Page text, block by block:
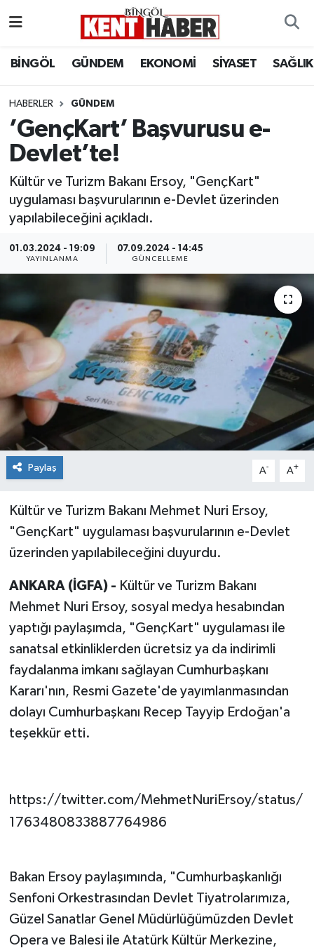
BİNGÖL GÜNDEM EKONOMİ SİYASET SAĞLIK
HABERLER GÜNDEM
’GençKart’ Başvurusu e-
Devlet’te!
Kültür ve Turizm Bakanı Ersoy, "GençKart"
uygulaması başvurularının e-Devlet üzerinden
yapılabileceğini açıkladı.
01.03.2024 - 19:09
YAYINLANMA
07.09.2024 - 14:45
GÜNCELLEME
Paylaş A- A+
Kültür ve Turizm Bakanı Mehmet Nuri Ersoy,
"GençKart" uygulaması başvurularının e-Devlet
üzerinden yapılabileceğini duyurdu.
ANKARA (İGFA) - Kültür ve Turizm Bakanı
Mehmet Nuri Ersoy, sosyal medya hesabından
yaptığı paylaşımda, "GençKart" uygulaması ile
sanatsal etkinliklerden ücretsiz ya da indirimli
faydalanma imkanı sağlayan Cumhurbaşkanı
Kararı'nın, Resmi Gazete'de yayımlanmasından
dolayı Cumhurbaşkanı Recep Tayyip Erdoğan'a
teşekkür etti.
https://twitter.com/MehmetNuriErsoy/status/
1763480833887764986
Bakan Ersoy paylaşımında, "Cumhurbaşkanlığı
Senfoni Orkestrasından Devlet Tiyatrolarımıza,
Güzel Sanatlar Genel Müdürlüğümüzden Devlet
Opera ve Balesi ile Atatürk Kültür Merkezine,
BİLİM-TEKNOLOJİ
DÜNYA
EĞİTİM
EKONOMİ
KARLIOVA
KİĞI
MERKEZ
RESMİ İLANLAR
SAĞLIK
SİYASET
SOLHAN
SPOR
YAYLADERE
YEDİSU
Bingöl Hava Durumu
Bingöl Namaz Vakitleri
Bingöl Trafik Yoğunluk Haritası
Süper Lig Puan Durumu ve Fikstür
Son Dakika Haberleri
Haber Arşivi